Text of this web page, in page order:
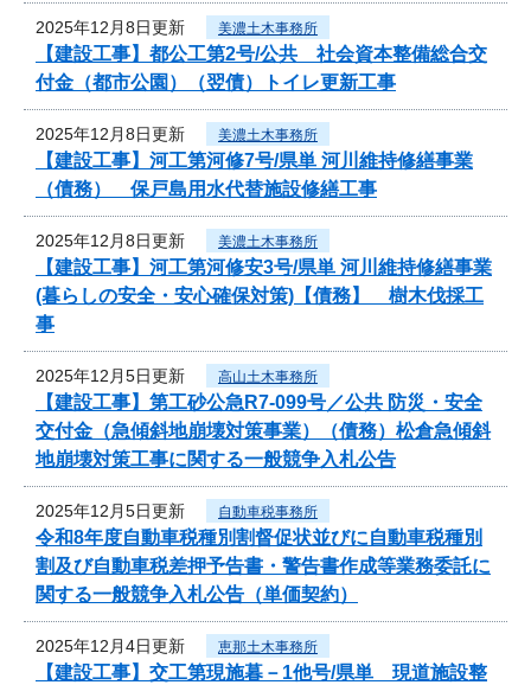
2025年12月8日更新 美濃土木事務所
【建設工事】都公工第2号/公共 社会資本整備総合交
付金（都市公園）（翌債）トイレ更新工事
2025年12月8日更新 美濃土木事務所
【建設工事】河工第河修7号/県単 河川維持修繕事業
（債務） 保戸島用水代替施設修繕工事
2025年12月8日更新 美濃土木事務所
【建設工事】河工第河修安3号/県単 河川維持修繕事業
(暮らしの安全・安心確保対策)【債務】 樹木伐採工
事
2025年12月5日更新 高山土木事務所
【建設工事】第工砂公急R7-099号／公共 防災・安全
交付金（急傾斜地崩壊対策事業）（債務）松倉急傾斜
地崩壊対策工事に関する一般競争入札公告
2025年12月5日更新 自動車税事務所
令和8年度自動車税種別割督促状並びに自動車税種別
割及び自動車税差押予告書・警告書作成等業務委託に
関する一般競争入札公告（単価契約）
2025年12月4日更新 恵那土木事務所
【建設工事】交工第現施暮－1他号/県単 現道施設整